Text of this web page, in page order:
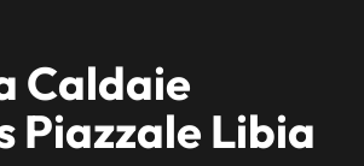
Caldaie
Piazzale Libia